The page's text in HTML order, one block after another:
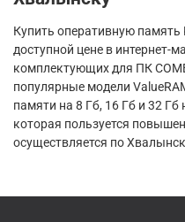
Купить оперативную
доступной цене в интернет-
комплектующих для ПК
популярные модели
памяти на 8 Гб, 16 Гб и 32 Гб
которая пользуется
осуществляется по